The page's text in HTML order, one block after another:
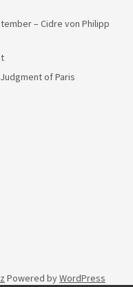
– Cidre von Philipp
of Paris
Powered byWordPress